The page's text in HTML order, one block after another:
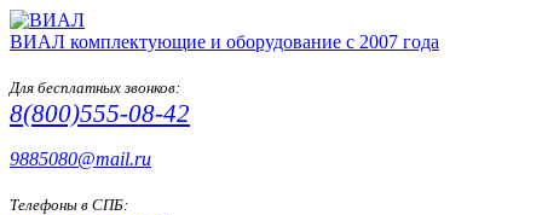
ВИАЛ комплектующие и оборудование с 2007 года
Для бесплатных звонков:
8(800)555-08-42
9885080@mail.ru
Телефоны в СПБ: